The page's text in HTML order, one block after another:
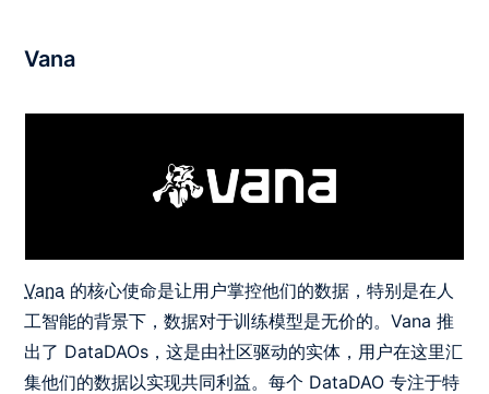
Vana
Vana 的核心使命是让用户掌控他们的数据，特别是在人
工智能的背景下，数据对于训练模型是无价的。Vana 推
出了 DataDAOs，这是由社区驱动的实体，用户在这里汇
集他们的数据以实现共同利益。每个 DataDAO 专注于特